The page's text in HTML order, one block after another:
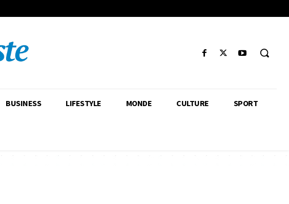
BUSINESS LIFESTYLE MONDE CULTURE SPORT